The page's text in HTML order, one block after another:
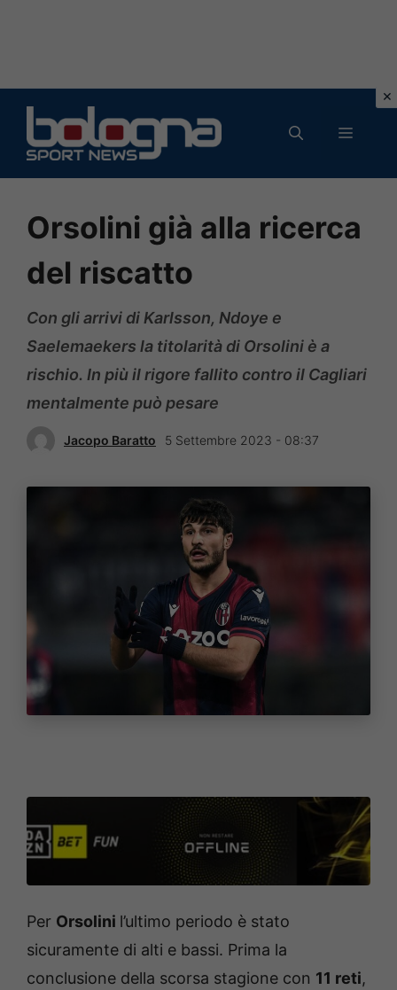
contenuto
MENU
Orsolini già alla ricerca
del riscatto
Con gli arrivi di Karlsson, Ndoye e
Saelemaekers la titolarità di Orsolini è a
rischio. In più il rigore fallito contro il Cagliari
mentalmente può pesare
Jacopo Baratto 5 Settembre 2023 - 08:37
Per Orsolini l’ultimo periodo è stato
sicuramente di alti e bassi. Prima la
conclusione della scorsa stagione con 11 reti,